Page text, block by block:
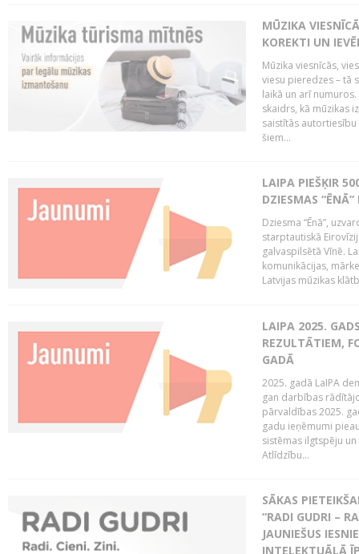
MŪZIKA
KOREKTI UN
Mūzika viesnīcās,
viesu pieredzes – tā
laikā un arī
skaidrs, kā mūzikas
saistītās
šiem...
LAIPA PIEŠĶIR
DZIESMAS
Dziesma “Ēnā”,
starptautiskā
galvaspilsētā Vīnē.
komunikācijas,
Latvijas mūzikas
LAIPA 2025.
REZULTĀTIEM,
GADĀ
2025. gadā LaIPA
gan darbības
pārvaldības 2025.
gadu ieņēmumi
sistēmas ilgtspēju
Atlīdzību...
SĀKAS
“RADI GUDRI –
JAUNIEŠUS
INTELEKTUĀLĀ